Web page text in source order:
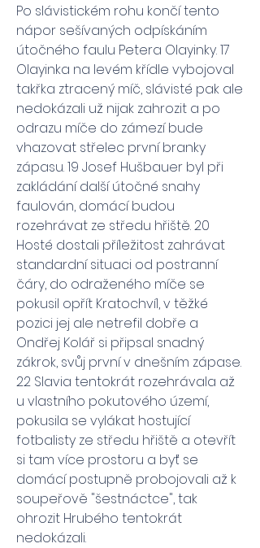
Po slávistickém rohu končí tento
nápor sešívaných odpískáním
útočného faulu Petera Olayinky. 17
Olayinka na levém křídle vybojoval
takřka ztracený míč, slávisté pak ale
nedokázali už nijak zahrozit a po
odrazu míče do zámezí bude
vhazovat střelec první branky
zápasu. 19 Josef Hušbauer byl při
zakládání další útočné snahy
faulován, domácí budou
rozehrávat ze středu hřiště. 20
Hosté dostali příležitost zahrávat
standardní situaci od postranní
čáry, do odraženého míče se
pokusil opřít Kratochvíl, v těžké
pozici jej ale netrefil dobře a
Ondřej Kolář si připsal snadný
zákrok, svůj první v dnešním zápase.
22 Slavia tentokrát rozehrávala až
u vlastního pokutového území,
pokusila se vylákat hostující
fotbalisty ze středu hřiště a otevřít
si tam více prostoru a byť se
domácí postupně probojovali až k
soupeřově "šestnáctce", tak
ohrozit Hrubého tentokrát
nedokázali.